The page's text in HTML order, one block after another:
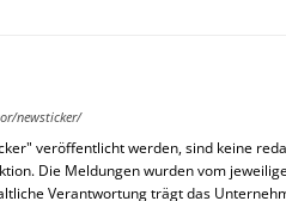
newsticker/
veröffentlicht werden, sind keine
Die Meldungen wurden vom
Verantwortung trägt das